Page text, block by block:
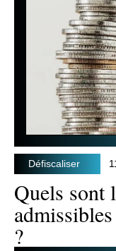
Défiscaliser
Quels sont
?